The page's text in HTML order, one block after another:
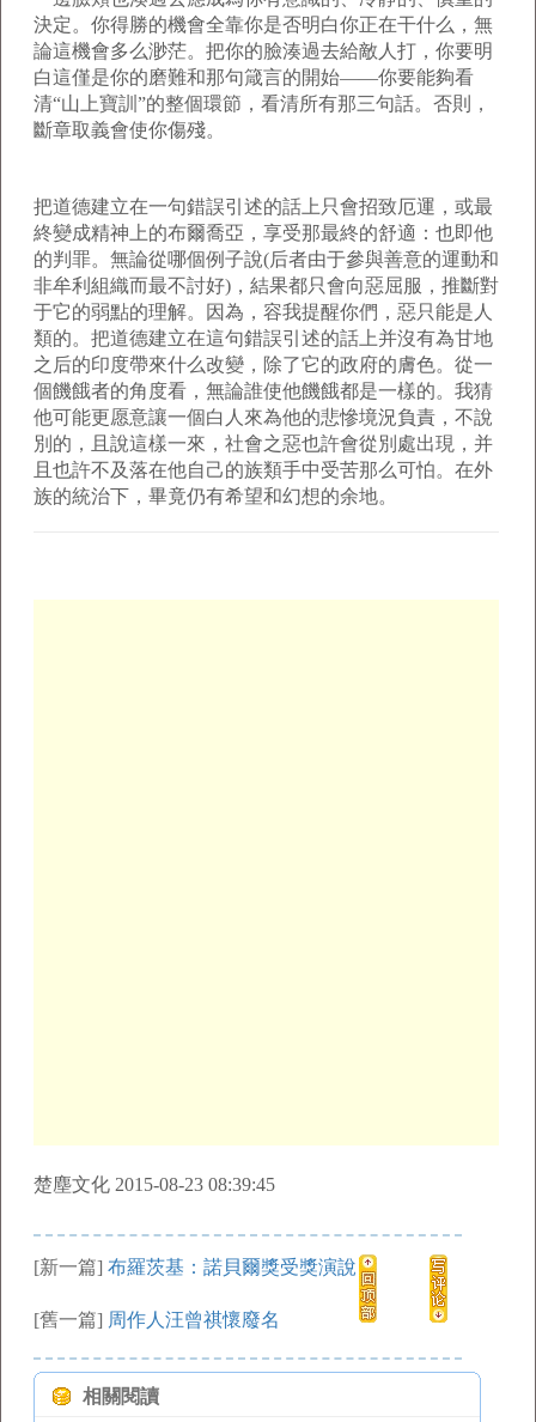
決定。你得勝的機會全靠你是否明白你正在干什么，無
論這機會多么渺茫。把你的臉湊過去給敵人打，你要明
白這僅是你的磨難和那句箴言的開始——你要能夠看
清“山上寶訓”的整個環節，看清所有那三句話。否則，
斷章取義會使你傷殘。
把道德建立在一句錯誤引述的話上只會招致厄運，或最
終變成精神上的布爾喬亞，享受那最終的舒適：也即他
的判罪。無論從哪個例子說(后者由于參與善意的運動和
非牟利組織而最不討好)，結果都只會向惡屈服，推斷對
于它的弱點的理解。因為，容我提醒你們，惡只能是人
類的。把道德建立在這句錯誤引述的話上并沒有為甘地
之后的印度帶來什么改變，除了它的政府的膚色。從一
個饑餓者的角度看，無論誰使他饑餓都是一樣的。我猜
他可能更愿意讓一個白人來為他的悲慘境況負責，不說
別的，且說這樣一來，社會之惡也許會從別處出現，并
且也許不及落在他自己的族類手中受苦那么可怕。在外
族的統治下，畢竟仍有希望和幻想的余地。
楚塵文化 2015-08-23 08:39:45
[新一篇] 布羅茨基：諾貝爾獎受獎演說
[舊一篇] 周作人汪曾祺懷廢名
相關閱讀